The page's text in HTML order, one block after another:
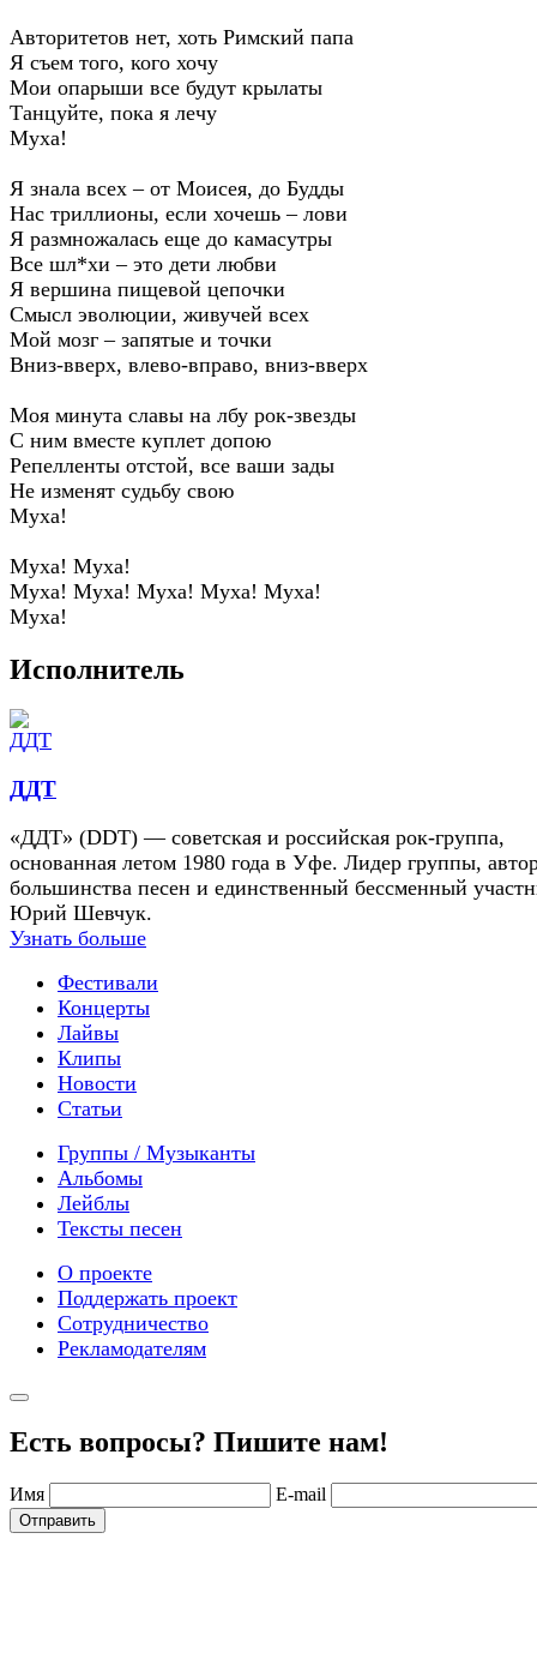
Авторитетов нет, хоть Римский папа
Я съем того, кого хочу
Мои опарыши все будут крылаты
Танцуйте, пока я лечу
Муха!
Я знала всех – от Моисея, до Будды
Нас триллионы, если хочешь – лови
Я размножалась еще до камасутры
Все шл*хи – это дети любви
Я вершина пищевой цепочки
Смысл эволюции, живучей всех
Мой мозг – запятые и точки
Вниз-вверх, влево-вправо, вниз-вверх
Моя минута славы на лбу рок-звезды
С ним вместе куплет допою
Репелленты отстой, все ваши зады
Не изменят судьбу свою
Муха!
Муха! Муха!
Муха! Муха! Муха! Муха! Муха!
Муха!
Исполнитель
ДДТ
«ДДТ» (DDT) — советская и российская рок-группа,
основанная летом 1980 года в Уфе. Лидер группы,
большинства песен и единственный бессменный
Юрий Шевчук.
Узнать больше
Фестивали
Концерты
Лайвы
Клипы
Новости
Статьи
Группы / Музыканты
Альбомы
Лейблы
Тексты песен
О проекте
Поддержать проект
Сотрудничество
Рекламодателям
Есть вопросы? Пишите нам!
Имя E-mail